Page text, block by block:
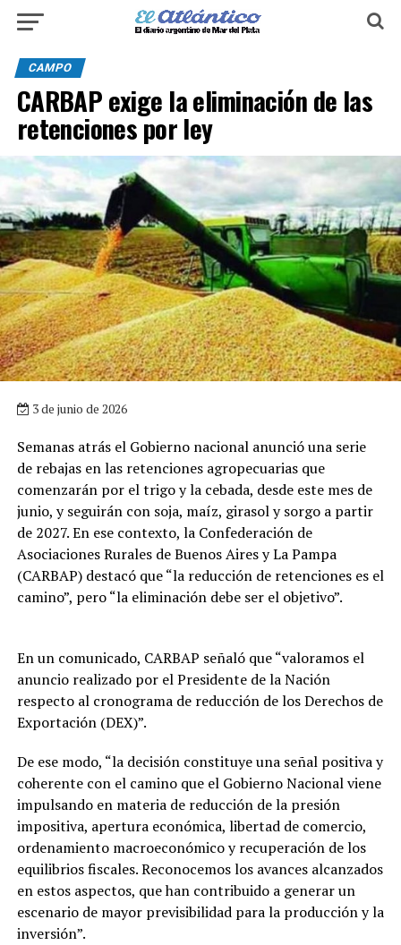
CAMPO
CARBAP exige la eliminación de las
retenciones por ley
3 de junio de 2026
Semanas atrás el Gobierno nacional anunció una serie
de rebajas en las retenciones agropecuarias que
comenzarán por el trigo y la cebada, desde este mes de
junio, y seguirán con soja, maíz, girasol y sorgo a partir
de 2027. En ese contexto, la Confederación de
Asociaciones Rurales de Buenos Aires y La Pampa
(CARBAP) destacó que “la reducción de retenciones es el
camino”, pero “la eliminación debe ser el objetivo”.
En un comunicado, CARBAP señaló que “valoramos el
anuncio realizado por el Presidente de la Nación
respecto al cronograma de reducción de los Derechos de
Exportación (DEX)”.
De ese modo, “la decisión constituye una señal positiva y
coherente con el camino que el Gobierno Nacional viene
impulsando en materia de reducción de la presión
impositiva, apertura económica, libertad de comercio,
ordenamiento macroeconómico y recuperación de los
equilibrios fiscales. Reconocemos los avances alcanzados
en estos aspectos, que han contribuido a generar un
escenario de mayor previsibilidad para la producción y la
inversión”.